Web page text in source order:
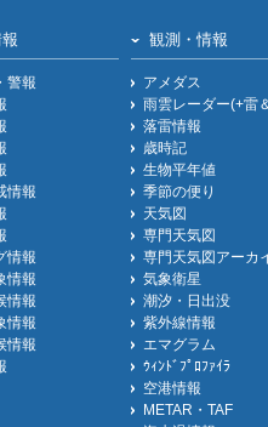
警報
情報
情報
情報
情報
情報
情報
観測・情報
アメダス
雨雲レーダー(+雷
落雷情報
歳時記
生物平年値
季節の便り
天気図
専門天気図
専門天気図アーカ
気象衛星
潮汐・日出没
紫外線情報
エマグラム
ｳｨﾝﾄﾞﾌﾟﾛﾌｧｲﾗ
空港情報
METAR・TAF